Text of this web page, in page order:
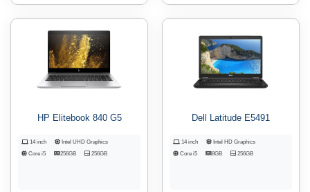
HP Elitebook 840 G5
14 inch
Intel UHD Graphics
Core i5
256GB 256GB
Dell Latitude E5491
14 inch
Intel HD Graphics
Core i5
8GB 256GB